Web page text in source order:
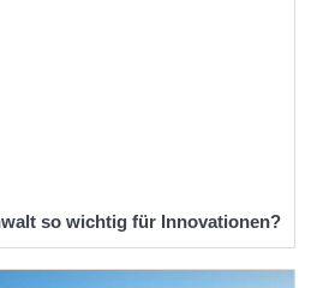
so wichtig für Innovationen?